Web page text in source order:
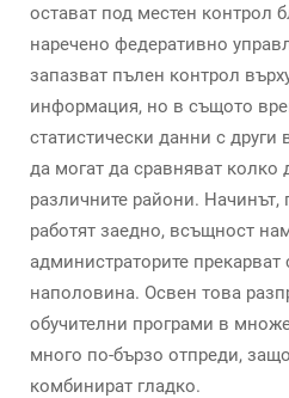
остават под местен контрол
наречено федеративно
запазват пълен контрол
информация, но в същото
статистически данни с други
да могат да сравняват колко
различните райони. Начинът,
работят заедно, всъщност
администраторите прекарват
наполовина. Освен това
обучителни програми в
много по-бързо отпреди,
комбинират гладко.